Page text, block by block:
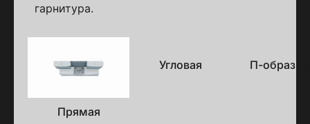
гарнитура.
исполнения
Прямая
Угловая П-